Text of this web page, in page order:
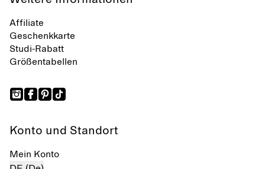
Affiliate
Geschenkkarte
Studi-Rabatt
Größentabellen
Konto und Standort
Mein Konto